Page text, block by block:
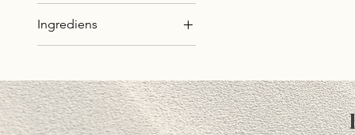
Akne
Anti-age
Kombinert hud
Pigmentering
Ingrediens
Fuktighet
Salisylsyre